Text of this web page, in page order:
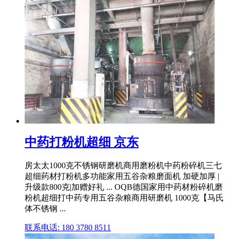
中药打粉机超细 京东
房太太1000克不锈钢研磨机商用磨粉机中药粉碎机三七
超细药材打粉机多功能家用五谷杂粮磨面机 加硬加厚 |
升级款800克|加赠好礼 ... OQB德国家用中药材粉碎机磨
粉机超细打中药专用五谷杂粮商用研磨机 1000克【马氏
体不锈钢 ...
联系电话: 180 3780 8511